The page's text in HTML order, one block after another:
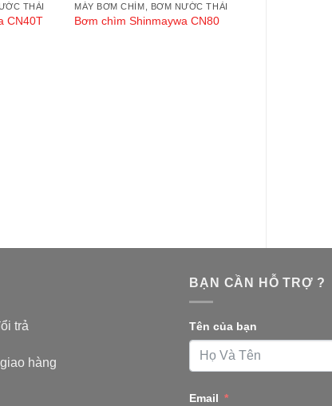
Add to
wishlist
THẢI
CN40T
Add to
wishlist
MÁY BƠM CHÌM, BƠM NƯỚC THẢI
Bơm chìm Shinmaywa CN80
trả
hàng
BẠN CẦN HỖ TRỢ ?
Tên của bạn
Email